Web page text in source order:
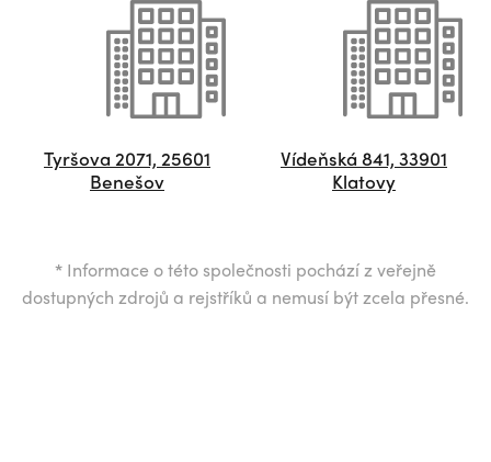
Tyršova 2071, 25601
Benešov
Vídeňská 841, 33901
Klatovy
* Informace o této společnosti pochází z veřejně
dostupných zdrojů a rejstříků a nemusí být zcela přesné.